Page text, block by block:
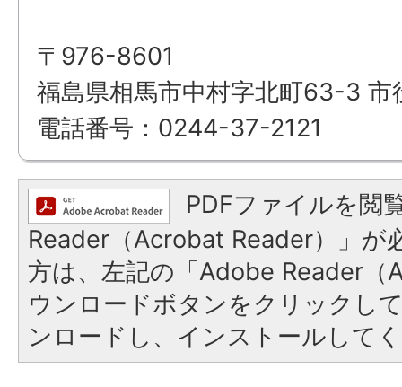
〒976-8601
福島県相馬市中村字北町63-3 市
電話番号：0244-37-2121
PDFファイルを閲
Reader（Acrobat Reader）」が
方は、左記の「Adobe Reader（
ウンロードボタンをクリックし
ンロードし、インストールして